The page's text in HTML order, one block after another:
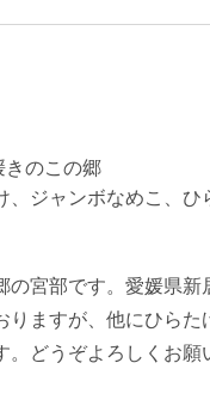
きのこの郷
、ジャンボなめこ、ひ
の宮部です。愛媛県
りますが、他にひら
。どうぞよろしくお願